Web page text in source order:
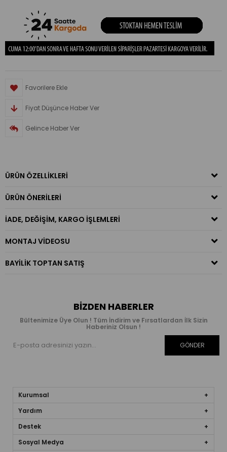
Favorilere Ekle
Fiyat Düşünce Haber Ver
Gelince Haber Ver
ÜRÜN ÖZELLIKLERI
ÜRÜN ÖNERILERI
İADE, DEĞIŞIM, KARGO İŞLEMLERI
MONTAJ VIDEOSU
BAYILIK TOPTAN SATIŞ
BIZDEN HABERLER
Bültenimize Üye Olun ! Tüm İndirim ve Fırsatlardan İlk Sizin
Haberiniz Olsun !
GÖNDER
Kurumsal
Yardım
Destek
Sosyal Medya